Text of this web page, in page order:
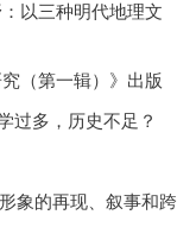
以三种明代地理文
（第一辑）》出版
过多，历史不足？
象的再现、叙事和跨